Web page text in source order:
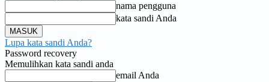
nama pengguna
kata sandi Anda
Lupa kata sandi Anda?
Password recovery
Memulihkan kata sandi anda
email Anda